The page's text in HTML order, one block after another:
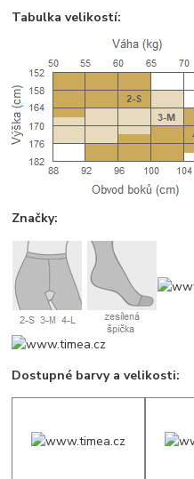
Tabulka velikostí:
Značky:
Dostupné barvy a velikosti: